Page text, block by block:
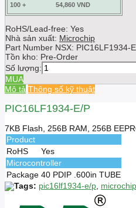
100 +
54,860 VND
RoHS/Lead-free: Yes
Nhà sản xuất: Microchip
Part Number NSX: PIC16LF1934-
Tồn kho: Pre-Order
Số lượng:
MUA
Mô tả Thông số kỹ thuật
PIC16LF1934-E/P
7KB Flash, 256B RAM, 256B
Product
RoHS
Yes
Microcontroller
Package 40 PDIP .600in TUBE
Tags: pic16lf1934-e/p microchip